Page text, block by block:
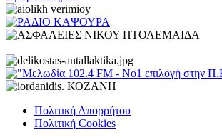
Πολιτική Απορρήτου
Πολιτική Cookies